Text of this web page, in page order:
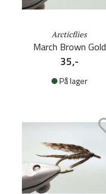
Arcticflies
March Brown Gold
35,-
På lager